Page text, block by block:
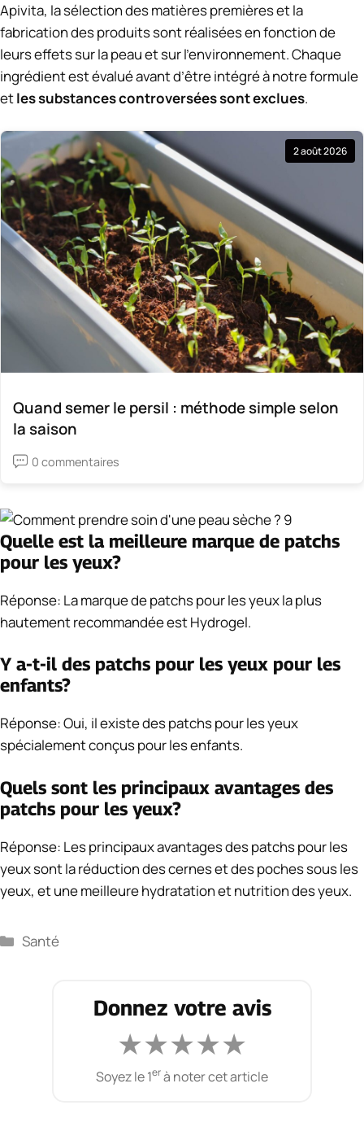
Apivita, la sélection des matières premières et la
fabrication des produits sont réalisées en fonction de
leurs effets sur la peau et sur l’environnement. Chaque
ingrédient est évalué avant d’être intégré à notre formule
etles substances controversées sont exclues.
2 août 2026
Quand semer le persil : méthode simple selon
la saison
0 commentaires
Quelle est la meilleure marque de patchs
pour les yeux?
Réponse: La marque de patchs pour les yeux la plus
hautement recommandée est Hydrogel.
Y a-t-il des patchs pour les yeux pour les
enfants?
Réponse: Oui, il existe des patchs pour les yeux
spécialement conçus pour les enfants.
Quels sont les principaux avantages des
patchs pour les yeux?
Réponse: Les principaux avantages des patchs pour les
yeux sont la réduction des cernes et des poches sous les
yeux, et une meilleure hydratation et nutrition des yeux.
Catégories
Santé
Donnez votre avis
★★★★★
Soyez le 1erà noter cet article